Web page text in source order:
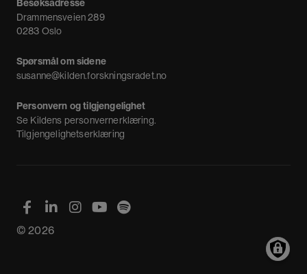
Besøksadresse
Drammensveien 289
0283 Oslo
Spørsmål om sidene
susanne@kilden.forskningsradet.no
Personvern og tilgjengelighet
Se Kildens personvernerklæring.
Tilgjengelighetserklæring
© 2026